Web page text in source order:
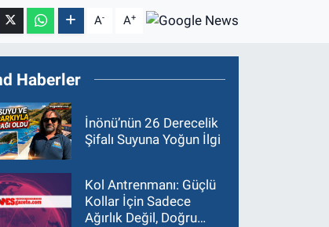
A- A+
Haberler
İnönü’nün 26 Derecelik
Şifalı Suyuna Yoğun İlgi
Kol Antrenmanı: Güçlü
Kollar İçin Sadece
Ağırlık Değil, Doğru